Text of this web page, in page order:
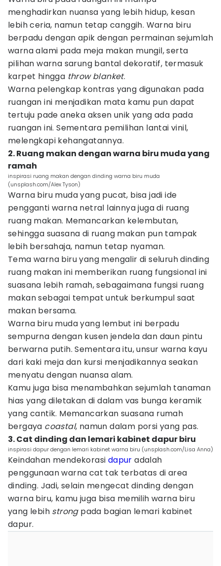
menghadirkan nuansa yang lebih hidup, kesan
lebih ceria, namun tetap canggih. Warna biru
berpadu dengan apik dengan permainan sejumlah
warna alami pada meja makan mungil, serta
pilihan warna sarung bantal dekoratif, termasuk
karpet hingga throw blanket.
Warna pelengkap kontras yang digunakan pada
ruangan ini menjadikan mata kamu pun dapat
tertuju pade aneka aksen unik yang ada pada
ruangan ini. Sementara pemilihan lantai vinil,
melengkapi kehangatannya.
2. Ruang makan dengan warna biru muda yang
ramah
inspirasi ruang makan dengan dinding warna biru muda
(unsplash.com/Alex Tyson)
Warna biru muda yang pucat, bisa jadi ide
pengganti warna netral lainnya juga di ruang
ruang makan. Memancarkan kelembutan,
sehingga suasana di ruang makan pun tampak
lebih bersahaja, namun tetap nyaman.
Tema warna biru yang mengalir di seluruh dinding
ruang makan ini memberikan ruang fungsional ini
suasana lebih ramah, sebagaimana fungsi ruang
makan sebagai tempat untuk berkumpul saat
makan bersama.
Warna biru muda yang lembut ini berpadu
sempurna dengan kusen jendela dan daun pintu
berwarna putih. Sementara itu, unsur warna kayu
dari kaki meja dan kursi menjadikannya seakan
menyatu dengan nuansa alam.
Kamu juga bisa menambahkan sejumlah tanaman
hias yang diletakan di dalam vas bunga keramik
yang cantik. Memancarkan suasana rumah
bergaya coastal, namun dalam porsi yang pas.
3. Cat dinding dan lemari kabinet dapur biru
inspirasi dapur dengan lemari kabinet warna biru (unsplash.com/Lisa Anna)
Keindahan mendekorasi dapur adalah
penggunaan warna cat tak terbatas di area
dinding. Jadi, selain mengecat dinding dengan
warna biru, kamu juga bisa memilih warna biru
yang lebih strongpada bagian lemari kabinet
dapur.